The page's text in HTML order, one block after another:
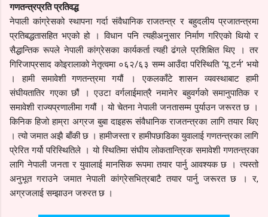
गणतन्त्रप्रति प्रतिवद्ध
नेपाली कांग्रेसको स्थापना गर्दा संवैधानिक राजतन्त्र र बहुदलीय प्रजातन्त्रमा
प्रतिबद्धतासहित भएको हो । विधान पनि त्यहीअनुसार निर्माण गरिएको थियो र
सैद्धान्तिक रूपले नेपाली कांग्रेसका कार्यकर्ता त्यही ढंगले प्रशिक्षित थिए । तर
गिरिजाप्रसाद कोइरालाको नेतृत्वमा ०६२/६३ सम्म आउँदा परिस्थिति ‘यू टर्न’ भयो
। हामी समावेशी गणतन्त्रमा गयौं । एकलकाँटे शासन व्यवस्थाबाट हामी
संघीयतातिर गएका छौं । एउटा वर्गलाईमात्रै नमानेर बहुवर्गको समानुपातिक र
समावेशी राज्यप्रणालीमा गयौं । यो चेतना नेपाली जनतासम्म पुर्याउन जरूरत छ ।
किनिक हिजो हाम्रा अग्रज बुबा दाइहरू संवैधानिक राजतन्त्रका लागि तयार थिए
। त्यो जमात अझै बाँकी छ । हामीजस्ता र हामीपछाडिका युवालाई गणतन्त्रका लागि
प्रेरित गर्यो परिस्थितिले । यो स्थितिमा संघीय लोकतान्त्रिक समावेशी गणतन्त्रका
लागि नेपाली जनता र युवालाई मानसिक रूपमा तयार पार्नु आवश्यक छ । त्यस्तो
अनुभूत गराउने जमात नेपाली कांग्रेसभित्रबाटै तयार पार्नु जरूरत छ । र,
अग्रजलाई सम्झाउन जरुरत छ ।